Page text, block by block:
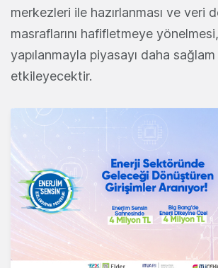
merkezleri ile hazırlanması ve veri
masraflarını hafifletmeye
yapılanmayla piyasayı daha
etkileyecektir.